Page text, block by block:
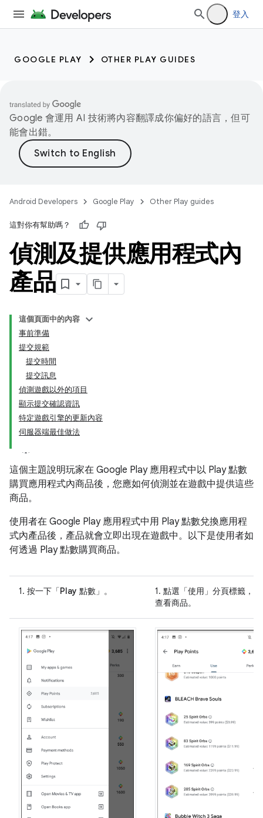
登入
GOOGLE PLAY OTHER PLAY GUIDES
Google 會運用 AI 技術將內容翻譯成你偏好的語言，但可
能會出錯。
Android Developers Google Play Other Play guides
這對你有幫助嗎？
偵測及提供應用程式內
產品
這個頁面中的內容
事前準備
提交規範
提交時間
提交訊息
偵測遊戲以外的項目
顯示提交確認資訊
特定遊戲引擎的更新內容
伺服器端最佳做法
這個主題說明玩家在 Google Play 應用程式中以 Play 點數
購買應用程式內商品後，您應如何偵測並在遊戲中提供這些
商品。
使用者在 Google Play 應用程式中用 Play 點數兌換應用程
式內產品後，產品就會立即出現在遊戲中。以下是使用者如
何透過 Play 點數購買商品。
1. 按一下 「Play 點數」 。 1. 點選「使用」 分頁標籤，
查看商品。